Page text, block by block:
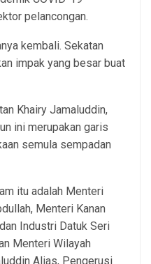
pelancongan.
kembali. Sekatan
impak yang besar buat
Khairy Jamaluddin,
ini merupakan garis
semula sempadan
itu adalah Menteri
Menteri Kanan
Industri Datuk Seri
Menteri Wilayah
Alias, Pengerusi